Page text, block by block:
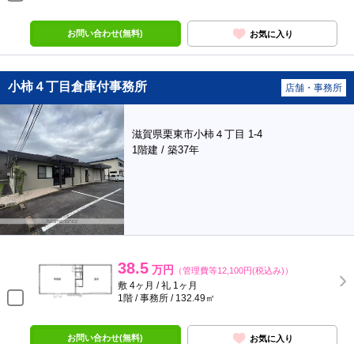
お問い合わせ(無料) お気に入り
小柿４丁目倉庫付事務所 店舗・事務所
滋賀県栗東市小柿４丁目 1-4
1階建 / 築37年
38.5 万円 （管理費等12,100円(税込み)）
敷 4ヶ月 / 礼 1ヶ月
1階 / 事務所 / 132.49㎡
お問い合わせ(無料) お気に入り